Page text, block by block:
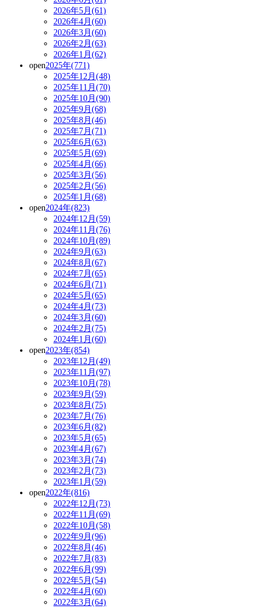
2026年5月(61)
2026年4月(60)
2026年3月(60)
2026年2月(63)
2026年1月(62)
open2025年(771)
2025年12月(48)
2025年11月(70)
2025年10月(90)
2025年9月(68)
2025年8月(46)
2025年7月(71)
2025年6月(63)
2025年5月(69)
2025年4月(66)
2025年3月(56)
2025年2月(56)
2025年1月(68)
open2024年(823)
2024年12月(59)
2024年11月(76)
2024年10月(89)
2024年9月(63)
2024年8月(67)
2024年7月(65)
2024年6月(71)
2024年5月(65)
2024年4月(73)
2024年3月(60)
2024年2月(75)
2024年1月(60)
open2023年(854)
2023年12月(49)
2023年11月(97)
2023年10月(78)
2023年9月(59)
2023年8月(75)
2023年7月(76)
2023年6月(82)
2023年5月(65)
2023年4月(67)
2023年3月(74)
2023年2月(73)
2023年1月(59)
open2022年(816)
2022年12月(73)
2022年11月(69)
2022年10月(58)
2022年9月(96)
2022年8月(46)
2022年7月(83)
2022年6月(99)
2022年5月(54)
2022年4月(60)
2022年3月(64)